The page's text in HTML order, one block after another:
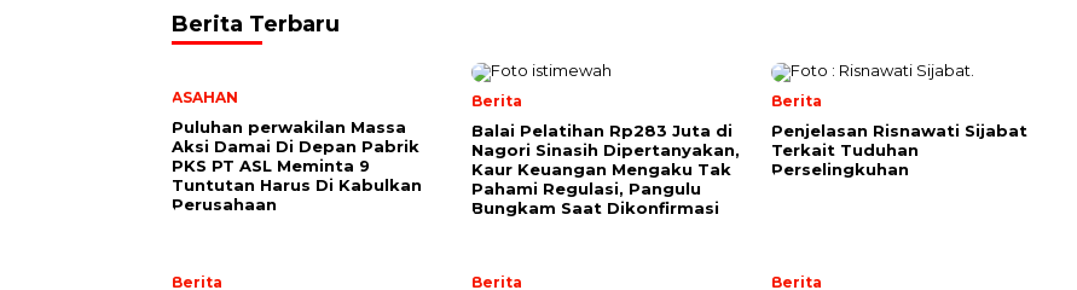
Berita Terbaru
ASAHAN
Puluhan perwakilan Massa
Aksi Damai Di Depan Pabrik
PKS PT ASL Meminta 9
Tuntutan Harus Di Kabulkan
Perusahaan
Berita
Balai Pelatihan Rp283 Juta di
Nagori Sinasih Dipertanyakan,
Kaur Keuangan Mengaku Tak
Pahami Regulasi, Pangulu
Bungkam Saat Dikonfirmasi
Berita
Penjelasan Risnawati Sijabat
Terkait Tuduhan
Perselingkuhan
Berita Berita Berita